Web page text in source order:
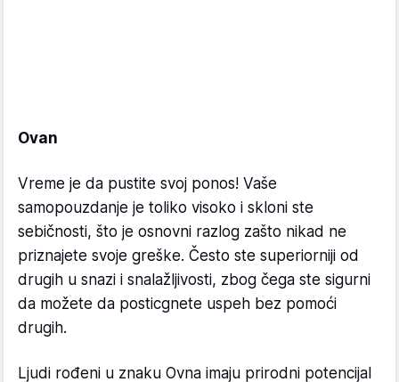
Ovan
Vreme je da pustite svoj ponos! Vaše
samopouzdanje je toliko visoko i skloni ste
sebičnosti, što je osnovni razlog zašto nikad ne
priznajete svoje greške. Često ste superiorniji od
drugih u snazi i snalažljivosti, zbog čega ste sigurni
da možete da posticgnete uspeh bez pomoći
drugih.
Ljudi rođeni u znaku Ovna imaju prirodni potencijal